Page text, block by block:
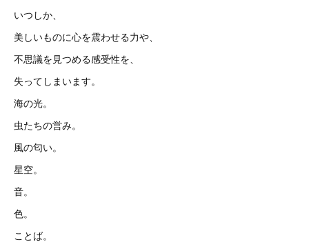
いつしか、
美しいものに心を震わせる力や、
不思議を見つめる感受性を、
失ってしまいます。
海の光。
虫たちの営み。
風の匂い。
星空。
音。
色。
ことば。